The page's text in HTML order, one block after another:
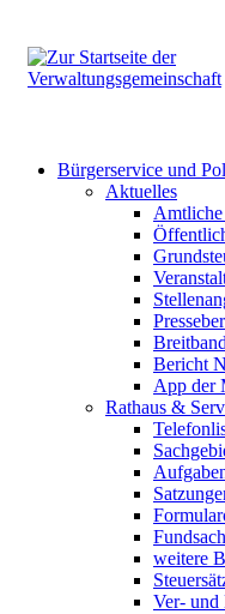
Bürgerservice und
Aktuelles
Amtliche
Bericht
App der
Rathaus &
weitere
Ver- und